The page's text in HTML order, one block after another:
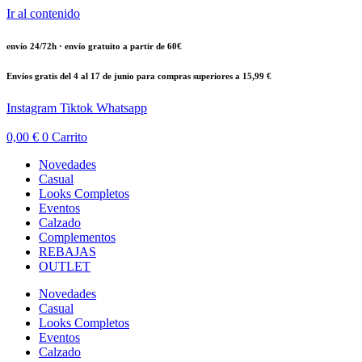
Ir al contenido
envío 24/72h · envío gratuito a partir de 60€
Envíos gratis del 4 al 17 de junio para compras superiores a 15,99 €
Instagram Tiktok Whatsapp
0,00 € 0 Carrito
Novedades
Casual
Looks Completos
Eventos
Calzado
Complementos
REBAJAS
OUTLET
Novedades
Casual
Looks Completos
Eventos
Calzado